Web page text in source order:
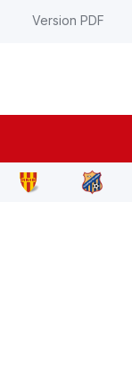
Version PDF